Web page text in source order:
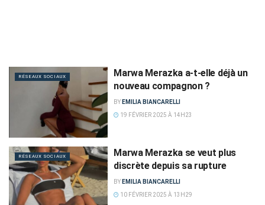
RÉSEAUX SOCIAUX
Marwa Merazka a-t-elle déjà un
nouveau compagnon ?
BY EMILIA BIANCARELLI
19 FÉVRIER 2025 À 14H23
RÉSEAUX SOCIAUX
Marwa Merazka se veut plus
discrète depuis sa rupture
BY EMILIA BIANCARELLI
10 FÉVRIER 2025 À 13H29